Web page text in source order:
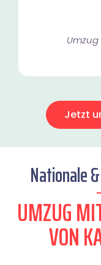
Jetzt
Nationale
UMZUG
VON